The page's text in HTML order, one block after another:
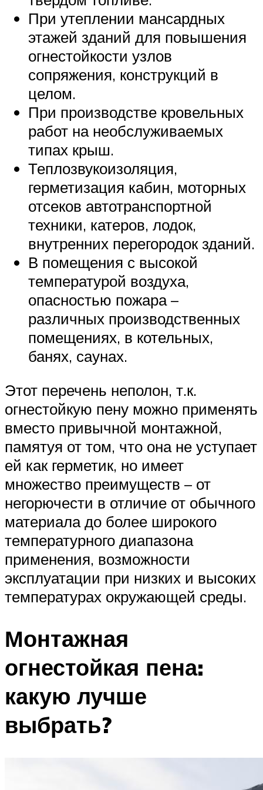
При утеплении мансардных
этажей зданий для повышения
огнестойкости узлов
сопряжения, конструкций в
целом.
При производстве кровельных
работ на необслуживаемых
типах крыш.
Теплозвукоизоляция,
герметизация кабин, моторных
отсеков автотранспортной
техники, катеров, лодок,
внутренних перегородок зданий.
В помещения с высокой
температурой воздуха,
опасностью пожара –
различных производственных
помещениях, в котельных,
банях, саунах.
Этот перечень неполон, т.к.
огнестойкую пену можно применять
вместо привычной монтажной,
памятуя от том, что она не уступает
ей как герметик, но имеет
множество преимуществ – от
негорючести в отличие от обычного
материала до более широкого
температурного диапазона
применения, возможности
эксплуатации при низких и высоких
температурах окружающей среды.
Монтажная
огнестойкая пена:
какую лучше
выбрать?